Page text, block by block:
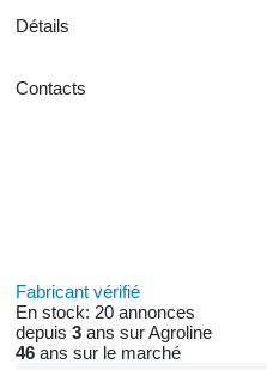
Détails
Contacts
Fabricant vérifié
En stock: 20 annonces
depuis 3 ans sur Agroline
46 ans sur le marché